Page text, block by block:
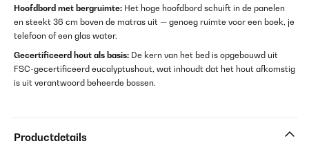
Hoofdbord met bergruimte: Het hoge hoofdbord schuift in de panelen
en steekt 36 cm boven de matras uit — genoeg ruimte voor een boek, je
telefoon of een glas water.
Gecertificeerd hout als basis: De kern van het bed is opgebouwd uit
FSC-gecertificeerd eucalyptushout, wat inhoudt dat het hout afkomstig
is uit verantwoord beheerde bossen.
Productdetails